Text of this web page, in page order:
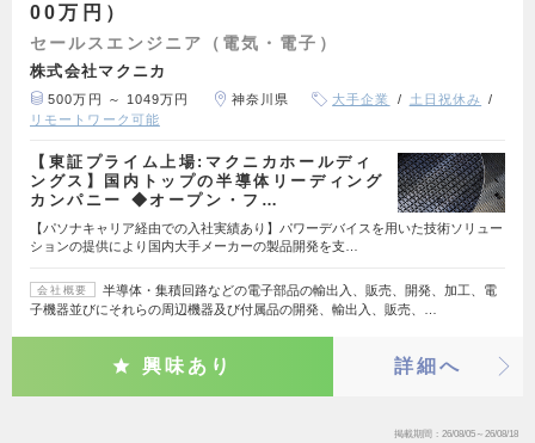
00万円）
セールスエンジニア（電気・電子）
株式会社マクニカ
500万円 ～ 1049万円 神奈川県 大手企業
土日祝休み
リモートワーク可能
【東証プライム上場:マクニカホールディ
ングス】国内トップの半導体リーディング
カンパニー ◆オープン・フ…
【パソナキャリア経由での入社実績あり】パワーデバイスを用いた技術ソリュー
ションの提供により国内大手メーカーの製品開発を支…
会社概要
半導体・集積回路などの電子部品の輸出入、販売、開発、加工、電
子機器並びにそれらの周辺機器及び付属品の開発、輸出入、販売、…
興味あり 詳細へ
掲載期間 26/08/05～26/08/18